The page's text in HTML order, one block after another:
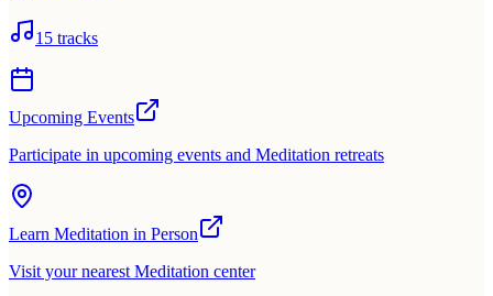
15 tracks
Upcoming Events
Participate in upcoming events and Meditation retreats
Learn Meditation in Person
Visit your nearest Meditation center